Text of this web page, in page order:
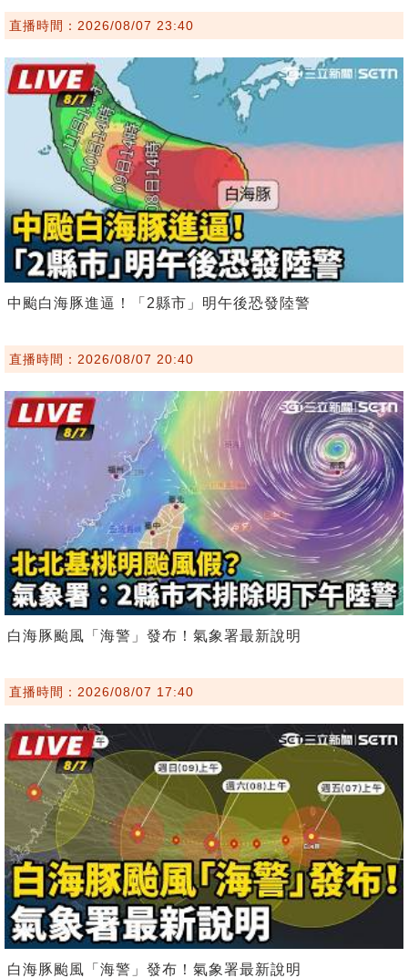
直播時間：2026/08/07 23:40
中颱白海豚進逼！「2縣市」明午後恐發陸警
直播時間：2026/08/07 20:40
白海豚颱風「海警」發布！氣象署最新說明
直播時間：2026/08/07 17:40
白海豚颱風「海警」發布！氣象署最新說明